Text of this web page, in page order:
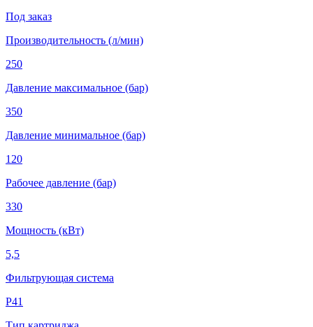
Под заказ
Производительность (л/мин)
250
Давление максимальное (бар)
350
Давление минимальное (бар)
120
Рабочее давление (бар)
330
Мощность (кВт)
5,5
Фильтрующая система
Р41